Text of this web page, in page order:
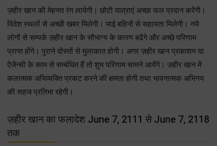
ज़हीर खान की मेहनत रंग लायेगी। छोटी यात्राएं अच्छा फल प्रदान करेंगी।
विदेश स्थलों से अच्छी खबर मिलेगी। भाई बहिनों से सहायता मिलेगी। नये
लोगों से सम्पर्क ज़हीर खान के सौभाग्य के कारण बढेंगे और अच्छे परिणाम
प्राप्त होंगे। पुराने दोस्तों से मुलाकात होगी। अगर ज़हीर खान प्रकाशन या
ऐजेन्सी के काम से सम्बंधित हैं तो शुभ परिणाम सामने आयेंगे। ज़हीर खान में
कलात्मक अभिव्यक्ति प्रकट करने की क्षमता होगी तथा भावनात्मक अभिनय
की सहज प्रतिभा रहेगी।
ज़हीर खान का फलादेश June 7, 2111 से June 7, 2118
तक